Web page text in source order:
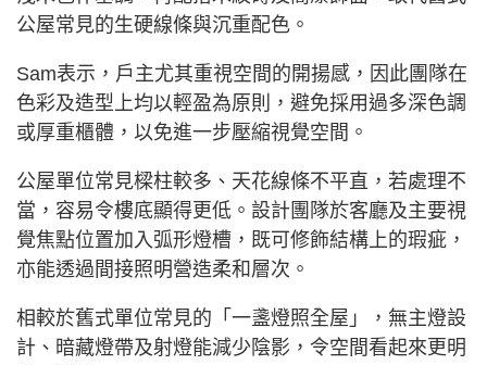
公屋常見的生硬線條與沉重配色。
Sam表示，戶主尤其重視空間的開揚感，因此團隊在
色彩及造型上均以輕盈為原則，避免採用過多深色調
或厚重櫃體，以免進一步壓縮視覺空間。
公屋單位常見樑柱較多、天花線條不平直，若處理不
當，容易令樓底顯得更低。設計團隊於客廳及主要視
覺焦點位置加入弧形燈槽，既可修飾結構上的瑕疵，
亦能透過間接照明營造柔和層次。
相較於舊式單位常見的「一盞燈照全屋」，無主燈設
計、暗藏燈帶及射燈能減少陰影，令空間看起來更明